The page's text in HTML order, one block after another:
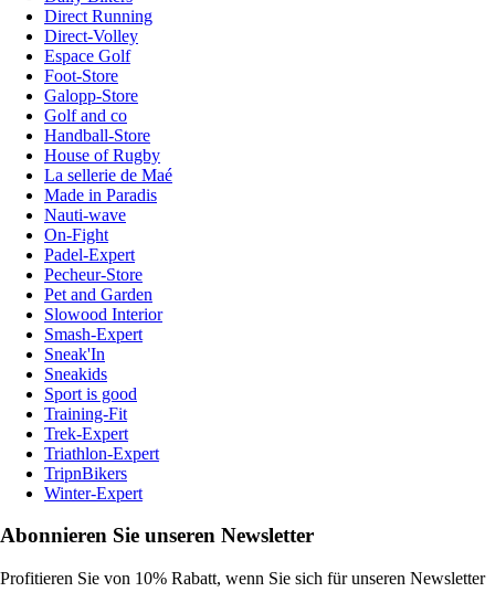
Direct Running
Direct-Volley
Espace Golf
Foot-Store
Galopp-Store
Golf and co
Handball-Store
House of Rugby
La sellerie de Maé
Made in Paradis
Nauti-wave
On-Fight
Padel-Expert
Pecheur-Store
Pet and Garden
Slowood Interior
Smash-Expert
Sneak'In
Sneakids
Sport is good
Training-Fit
Trek-Expert
Triathlon-Expert
TripnBikers
Winter-Expert
Abonnieren Sie unseren Newsletter
Profitieren Sie von 10% Rabatt, wenn Sie sich für unseren Newsletter